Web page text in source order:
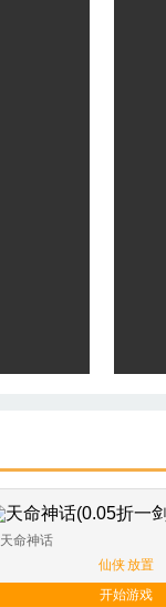
天命神话
仙侠放置
开始游戏